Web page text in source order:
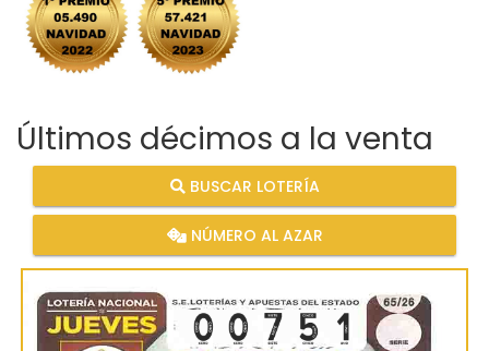
Últimos décimos a la venta
BUSCAR LOTERÍA
NÚMERO AL AZAR